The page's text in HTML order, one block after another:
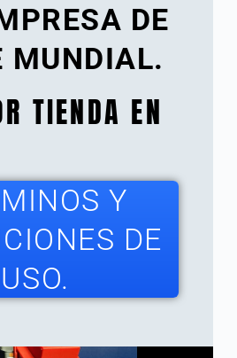
DE
MUNDIAL.
TIENDA EN
Y
DE
USO.